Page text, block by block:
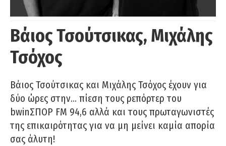
Βάιος Τσούτσικας, Μιχάλης
Τσόχος
Βάιος Τσούτσικας και Μιχάλης Τσόχος έχουν για
δύο ώρες στην… πίεση τους ρεπόρτερ του
bwinΣΠΟΡ FM 94,6 αλλά και τους πρωταγωνιστές
της επικαιρότητας για να μη μείνει καμία απορία
σας άλυτη!